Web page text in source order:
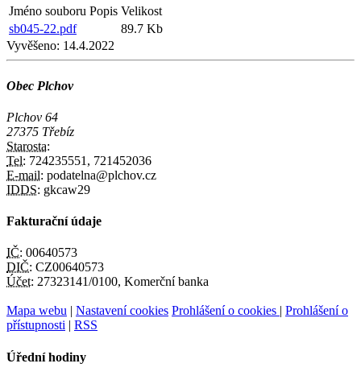
Jméno souboru Popis Velikost
sb045-22.pdf
89.7 Kb
Vyvěšeno: 14.4.2022
Obec Plchov
Plchov 64
27375 Třebíz
Starosta:
Tel: 724235551, 721452036
E-mail: podatelna@plchov.cz
IDDS: gkcaw29
Fakturační údaje
IČ: 00640573
DIČ: CZ00640573
Účet: 27323141/0100, Komerční banka
Mapa webu | Nastavení cookies Prohlášení o cookies | Prohlášení o
přístupnosti | RSS
Úřední hodiny